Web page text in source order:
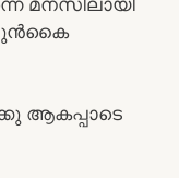
മുൻകൈ
ആകപ്പാടെ